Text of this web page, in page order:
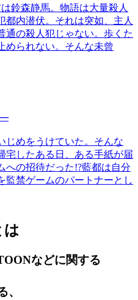
鈴森静馬。物語は大量殺人
都内潜伏。それは突如、主人
通の殺人犯じゃない。歩くた
められない。そんな未曾
じめをうけていた。そんな
宅したある日、ある手紙が届
への招待だった!?藍都は自分
監禁ゲームのパートナーとし
は
などに関する
、